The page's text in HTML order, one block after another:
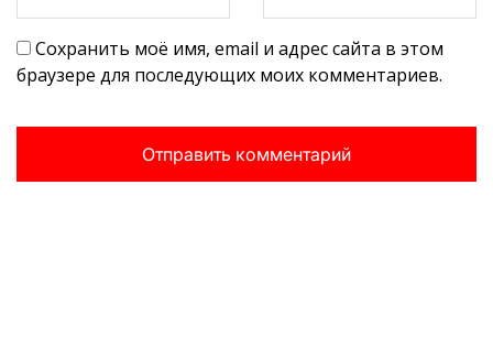
Сохранить моё имя, email и адрес сайта в этом
браузере для последующих моих комментариев.